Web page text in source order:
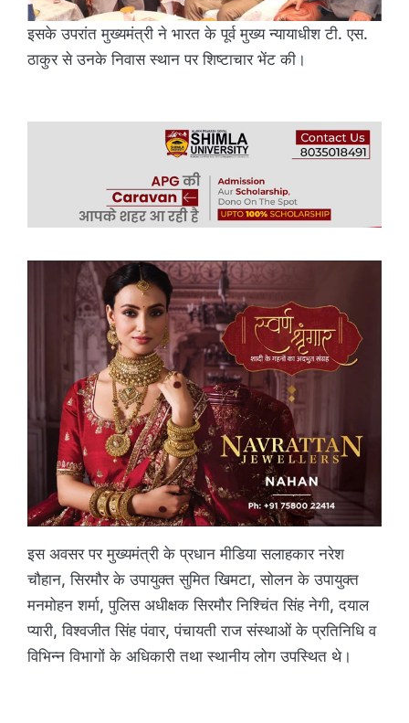
इसके उपरांत मुख्यमंत्री ने भारत के पूर्व मुख्य न्यायाधीश टी. एस.
ठाकुर से उनके निवास स्थान पर शिष्टाचार भेंट की।
इस अवसर पर मुख्यमंत्री के प्रधान मीडिया सलाहकार नरेश
चौहान, सिरमौर के उपायुक्त सुमित खिमटा, सोलन के उपायुक्त
मनमोहन शर्मा, पुलिस अधीक्षक सिरमौर निश्चिंत सिंह नेगी, दयाल
प्यारी, विश्वजीत सिंह पंवार, पंचायती राज संस्थाओं के प्रतिनिधि व
विभिन्न विभागों के अधिकारी तथा स्थानीय लोग उपस्थित थे।